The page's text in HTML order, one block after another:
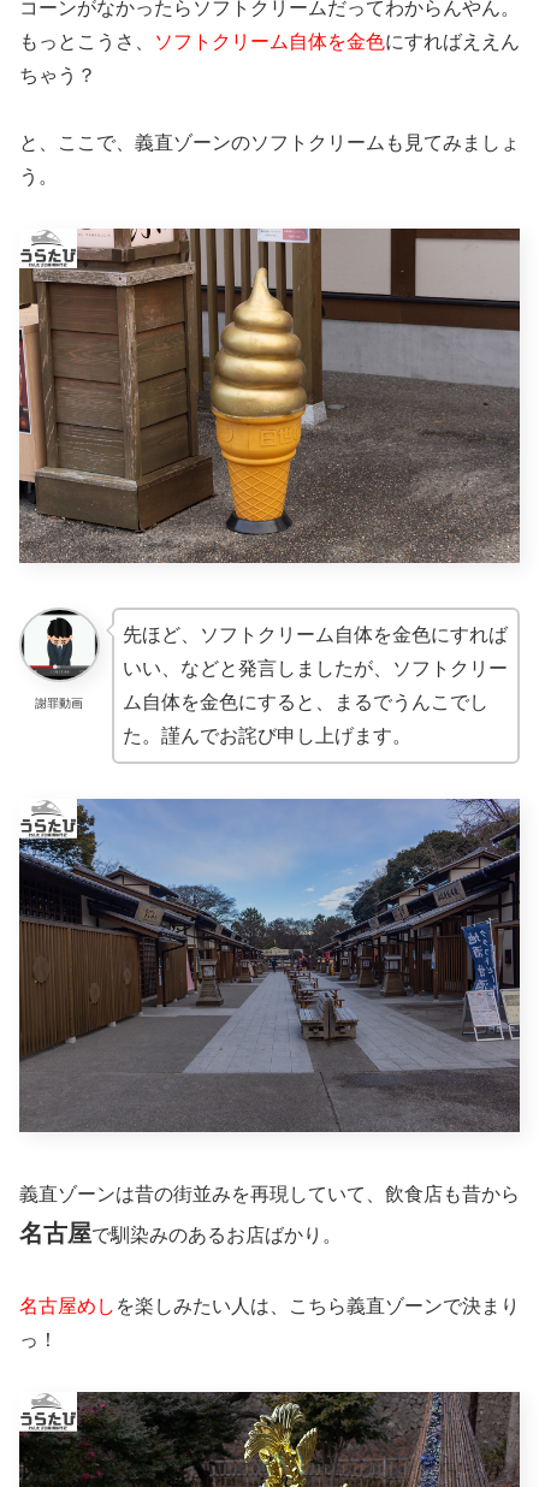
コーンがなかったらソフトクリームだってわからんやん。
もっとこうさ、
ソフトクリーム自体を金色にすればええん
ちゃう？
と、ここで、義直ゾーンのソフトクリームも見てみましょ
う。
謝罪動画
先ほど、ソフトクリーム自体を金色にすれば
いい、などと発言しましたが、ソフトクリー
ム自体を金色にすると、まるでうんこでし
た。謹んでお詫び申し上げます。
義直ゾーンは昔の街並みを再現していて、飲食店も昔から
名古屋で馴染みのあるお店ばかり。
名古屋めし を楽しみたい人は、こちら義直ゾーンで決まり
っ！